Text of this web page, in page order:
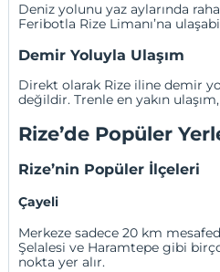
Deniz yolunu yaz aylarında
Feribotla Rize Limanı’na
Demir Yoluyla Ulaşım
Direkt olarak Rize iline demir
değildir. Trenle en yakın
Rize’de Popüler
Rize’nin Popüler İlçeleri
Çayeli
Merkeze sadece 20 km
Şelalesi ve Haramtepe gibi
nokta yer alır.